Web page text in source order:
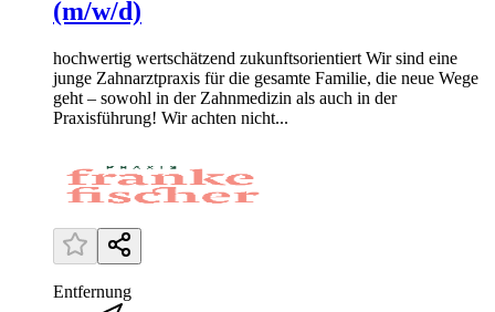
(m/w/d)
hochwertig wertschätzend zukunftsorientiert Wir sind eine
junge Zahnarztpraxis für die gesamte Familie, die neue Wege
geht – sowohl in der Zahnmedizin als auch in der
Praxisführung! Wir achten nicht...
Entfernung